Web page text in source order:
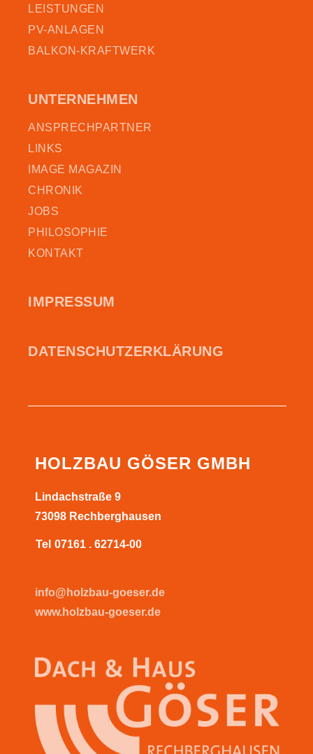
LEISTUNGEN
PV-ANLAGEN
BALKON-KRAFTWERK
UNTERNEHMEN
ANSPRECHPARTNER
LINKS
IMAGE MAGAZIN
CHRONIK
JOBS
PHILOSOPHIE
KONTAKT
IMPRESSUM
DATEN­SCHUTZ­ERKLÄRUNG
HOLZBAU GÖSER GMBH
Lindachstraße 9
73098 Rechberghausen
Tel 07161 . 62714-00
info@holzbau-goeser.de
www.holzbau-goeser.de